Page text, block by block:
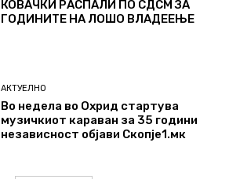
КОВАЧКИ РАСПАЛИ ПО СДСМ ЗА
ГОДИНИТЕ НА ЛОШО ВЛАДЕЕЊЕ
АКТУЕЛНО
Во недела во Охрид стартува
музичкиот караван за 35 години
независност објави Скопје1.мк